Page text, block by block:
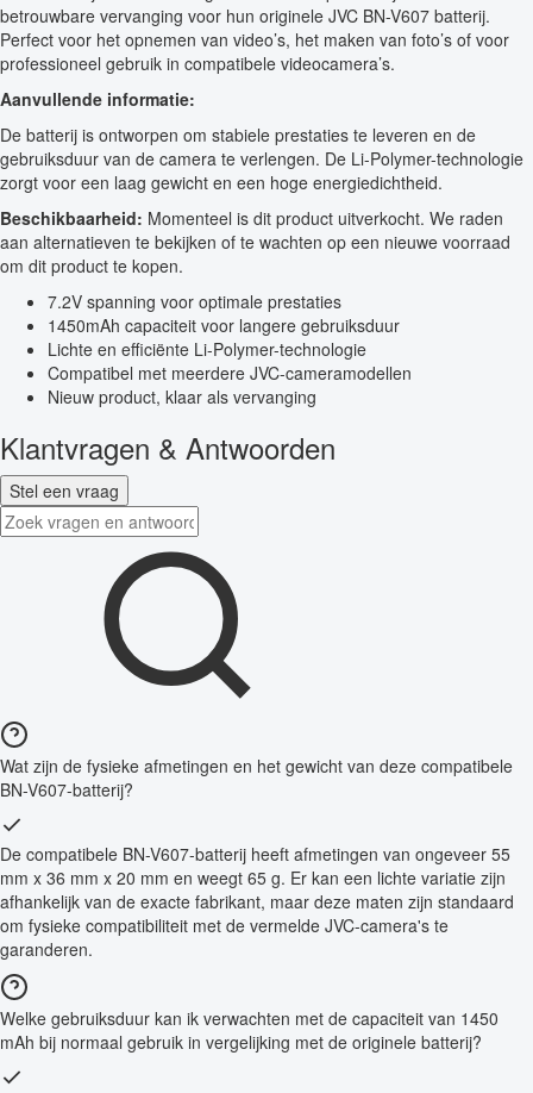
betrouwbare vervanging voor hun originele JVC BN-V607 batterij.
Perfect voor het opnemen van video’s, het maken van foto’s of voor
professioneel gebruik in compatibele videocamera’s.
Aanvullende informatie:
De batterij is ontworpen om stabiele prestaties te leveren en de
gebruiksduur van de camera te verlengen. De Li-Polymer-technologie
zorgt voor een laag gewicht en een hoge energiedichtheid.
Beschikbaarheid: Momenteel is dit product uitverkocht. We raden
aan alternatieven te bekijken of te wachten op een nieuwe voorraad
om dit product te kopen.
7.2V spanning voor optimale prestaties
1450mAh capaciteit voor langere gebruiksduur
Lichte en efficiënte Li-Polymer-technologie
Compatibel met meerdere JVC-cameramodellen
Nieuw product, klaar als vervanging
Klantvragen & Antwoorden
Stel een vraag
Wat zijn de fysieke afmetingen en het gewicht van deze compatibele
BN-V607-batterij?
De compatibele BN-V607-batterij heeft afmetingen van ongeveer 55
mm x 36 mm x 20 mm en weegt 65 g. Er kan een lichte variatie zijn
afhankelijk van de exacte fabrikant, maar deze maten zijn standaard
om fysieke compatibiliteit met de vermelde JVC-camera's te
garanderen.
Welke gebruiksduur kan ik verwachten met de capaciteit van 1450
mAh bij normaal gebruik in vergelijking met de originele batterij?